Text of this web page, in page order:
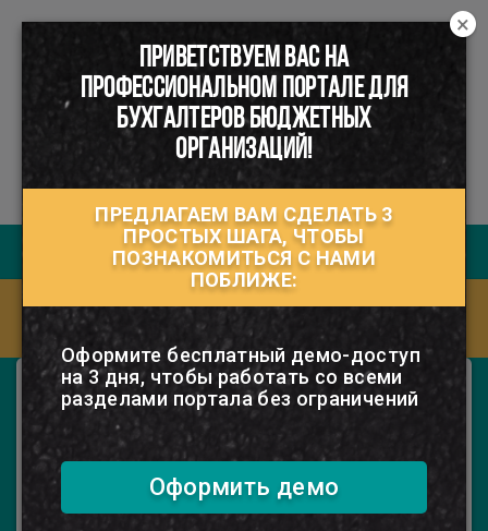
☰
Руководство пользователя
Ответы на часто задаваемые вопросы
(FAQ)
Электронный журнал "Моя
бухгалтерия. Бюджетные организации"
Все о специфике бухгалтерского учета,
налогообложения и ценообразования в
бюджетной организации.
Выходит 2 раза в месяц.
×
ПРИВЕТСТВУЕМ ВАС НА
ПРОФЕССИОНАЛЬНОМ ПОРТАЛЕ ДЛЯ
БУХГАЛТЕРОВ БЮДЖЕТНЫХ
ОРГАНИЗАЦИЙ!
ПРЕДЛАГАЕМ ВАМ СДЕЛАТЬ 3
ПРОСТЫХ ШАГА, ЧТОБЫ
ПОЗНАКОМИТЬСЯ С НАМИ
ПОБЛИЖЕ:
Оформите бесплатный демо-доступ
на 3 дня, чтобы работать со всеми
разделами портала без ограничений
Оформить демо